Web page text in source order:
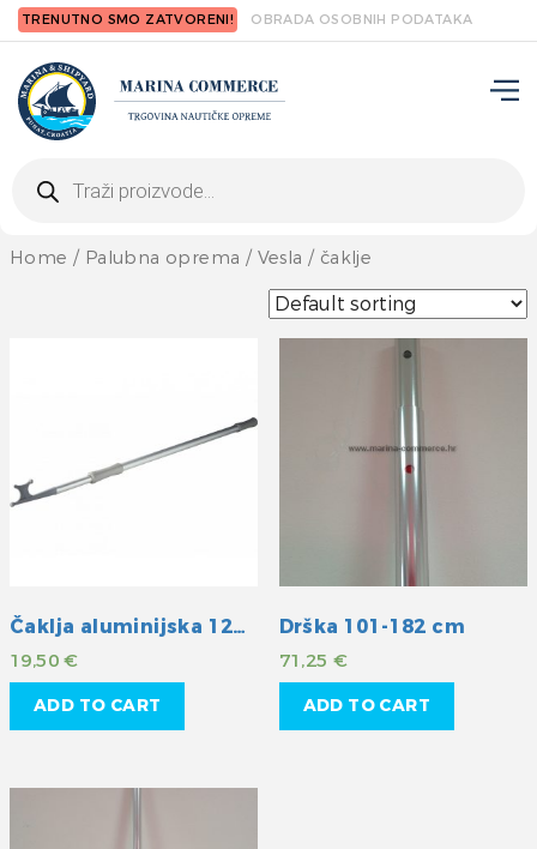
TRENUTNO SMO ZATVORENI! OBRADA OSOBNIH PODATAKA
search
Home / Palubna oprema / Vesla / čaklje
Čaklja aluminijska 120-220cm
19,50€
ADD TO CART
Drška 101-182 cm
71,25€
ADD TO CART